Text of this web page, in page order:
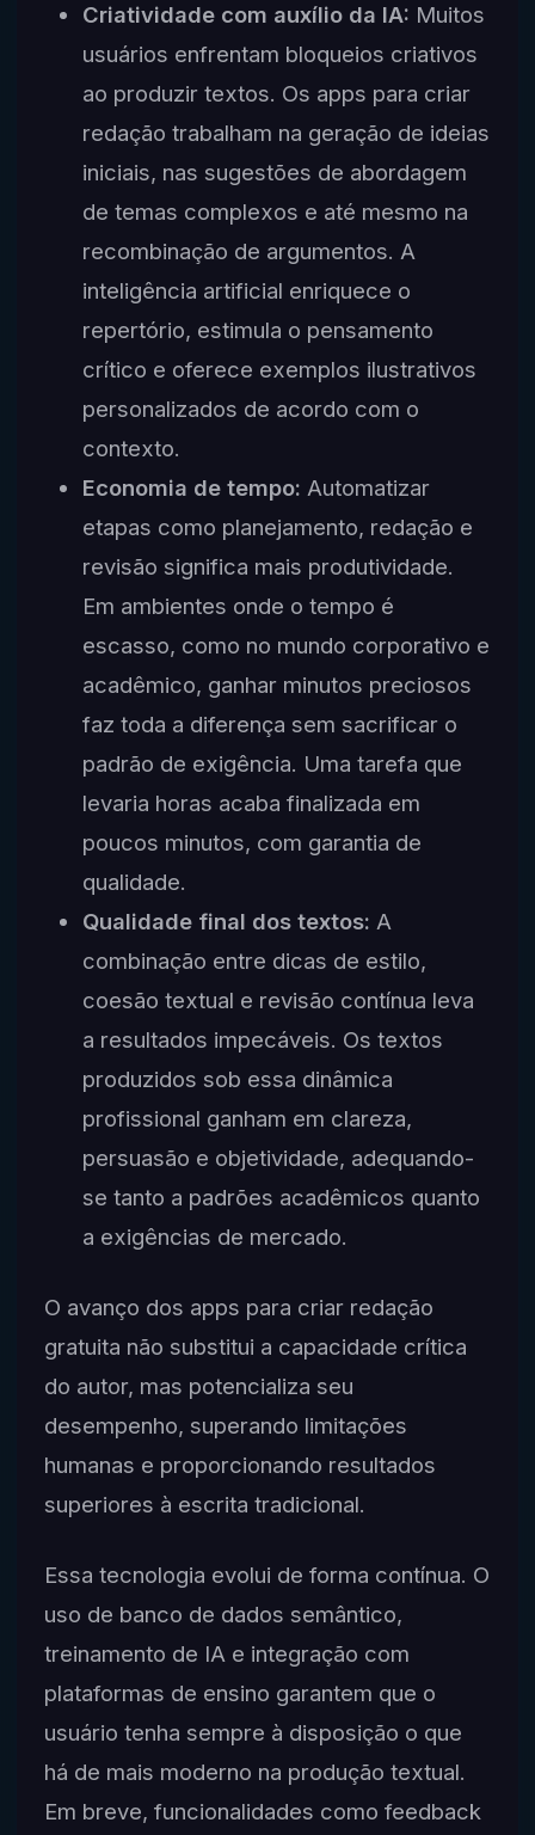
Criatividade com auxílio da IA: Muitos
usuários enfrentam bloqueios criativos
ao produzir textos. Os apps para criar
redação trabalham na geração de ideias
iniciais, nas sugestões de abordagem
de temas complexos e até mesmo na
recombinação de argumentos. A
inteligência artificial enriquece o
repertório, estimula o pensamento
crítico e oferece exemplos ilustrativos
personalizados de acordo com o
contexto.
Economia de tempo: Automatizar
etapas como planejamento, redação e
revisão significa mais produtividade.
Em ambientes onde o tempo é
escasso, como no mundo corporativo e
acadêmico, ganhar minutos preciosos
faz toda a diferença sem sacrificar o
padrão de exigência. Uma tarefa que
levaria horas acaba finalizada em
poucos minutos, com garantia de
qualidade.
Qualidade final dos textos: A
combinação entre dicas de estilo,
coesão textual e revisão contínua leva
a resultados impecáveis. Os textos
produzidos sob essa dinâmica
profissional ganham em clareza,
persuasão e objetividade, adequando-
se tanto a padrões acadêmicos quanto
a exigências de mercado.
O avanço dos apps para criar redação
gratuita não substitui a capacidade crítica
do autor, mas potencializa seu
desempenho, superando limitações
humanas e proporcionando resultados
superiores à escrita tradicional.
Essa tecnologia evolui de forma contínua. O
uso de banco de dados semântico,
treinamento de IA e integração com
plataformas de ensino garantem que o
usuário tenha sempre à disposição o que
há de mais moderno na produção textual.
Em breve, funcionalidades como feedback